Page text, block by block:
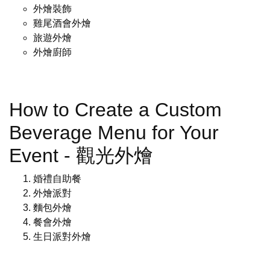
外燴裝飾
雞尾酒會外燴
旅遊外燴
外燴廚師
How to Create a Custom
Beverage Menu for Your
Event - 觀光外燴
婚禮自助餐
外燴派對
麵包外燴
餐會外燴
生日派對外燴